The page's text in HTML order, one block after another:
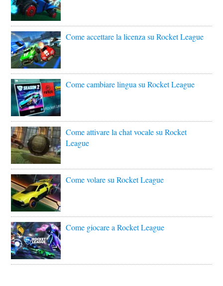
Come accettare la licenza su Rocket League
Come cambiare lingua su Rocket League
Come attivare la chat vocale su Rocket
League
Come volare su Rocket League
Come giocare a Rocket League